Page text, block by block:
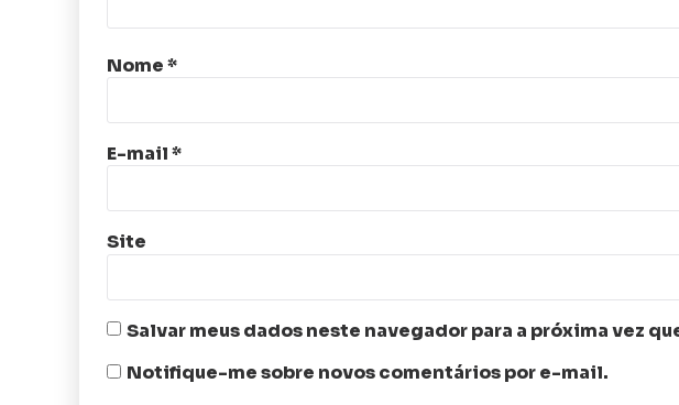
Nome*
E-mail*
Site
Salvar meus dados neste navegador para a próxima vez
Notifique-me sobre novos comentários por e-mail.